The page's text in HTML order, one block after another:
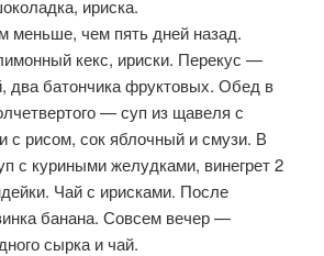
ириска.
меньше, чем пять дней назад.
кекс, ириски. Перекус —
два батончика фруктовых. Обед в
— суп из щавеля с
с рисом, сок яблочный и смузи. В
с куриными желудками, винегрет 2
Чай с ирисками. После
банана. Совсем вечер —
сырка и чай.